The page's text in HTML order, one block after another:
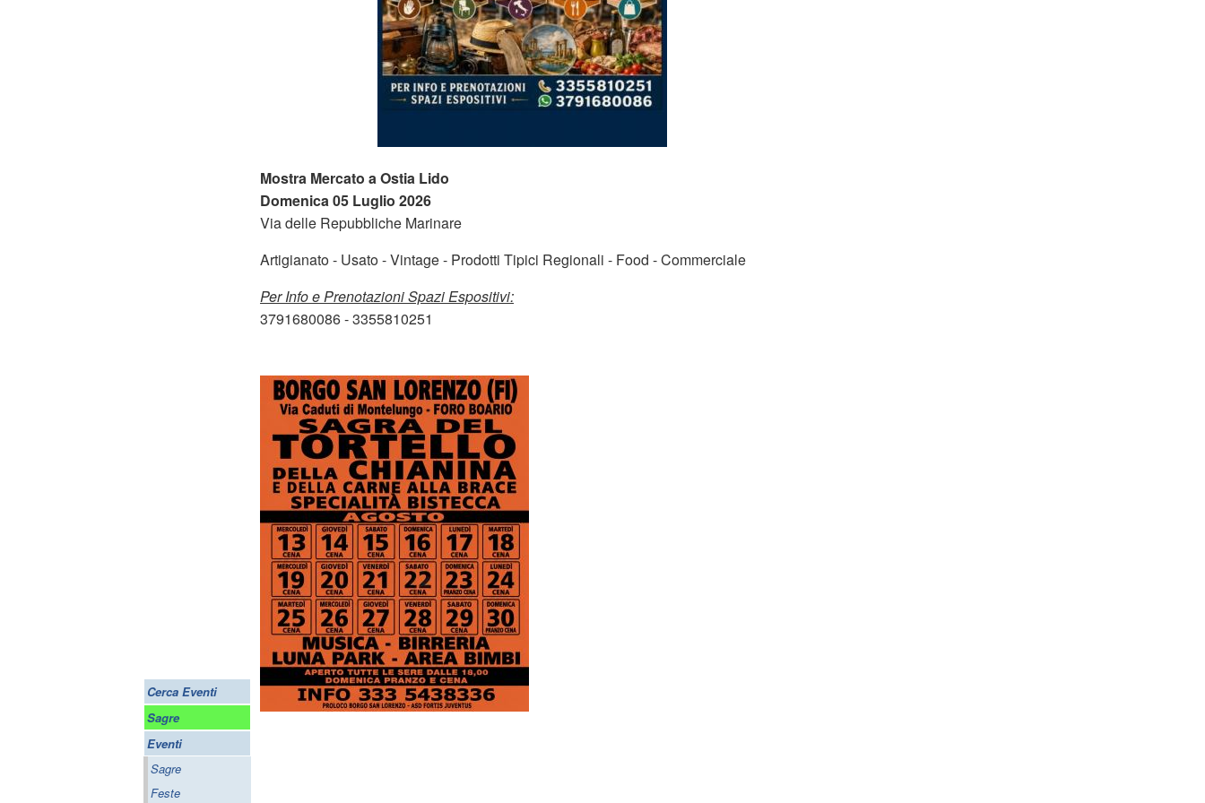
Cerca Eventi
Sagre
Eventi
Sagre
Feste
Mostra Mercato a Ostia Lido
Domenica 05 Luglio 2026
Via delle Repubbliche Marinare
Artigianato - Usato - Vintage - Prodotti Tipici Regionali - Food - Commerciale
Per Info e Prenotazioni Spazi Espositivi:
3791680086 - 3355810251